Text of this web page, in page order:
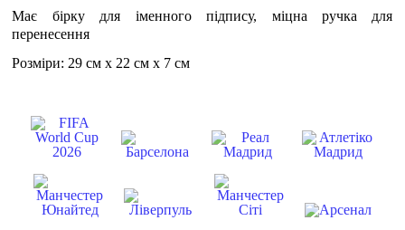
Має бірку для іменного підпису, міцна ручка для
перенесення
Розміри: 29 см х 22 см х 7 см